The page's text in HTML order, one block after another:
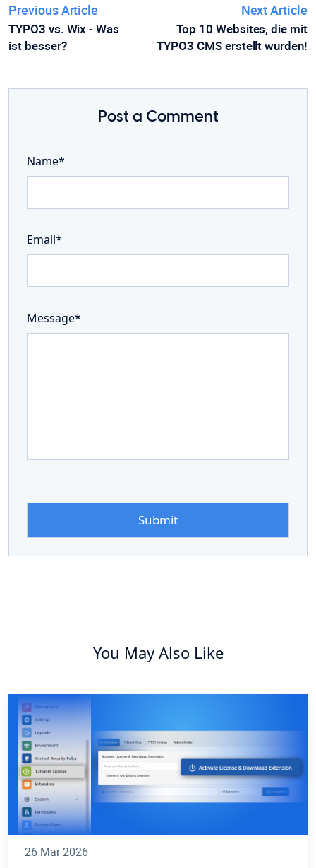
Previous Article
TYPO3 vs. Wix - Was
ist besser?
Next Article
Top 10 Websites, die mit
TYPO3 CMS erstellt wurden!
Post a Comment
Name*
Email*
Message*
You May Also Like
26 Mar 2026